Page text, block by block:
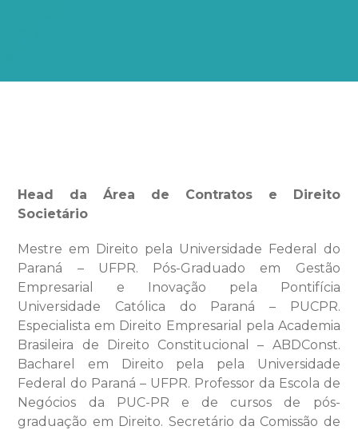
Head da Área de Contratos e Direito
Societário
Mestre em Direito pela Universidade Federal do
Paraná – UFPR. Pós-Graduado em Gestão
Empresarial e Inovação pela Pontifícia
Universidade Católica do Paraná – PUCPR.
Especialista em Direito Empresarial pela Academia
Brasileira de Direito Constitucional – ABDConst.
Bacharel em Direito pela pela Universidade
Federal do Paraná – UFPR. Professor da Escola de
Negócios da PUC-PR e de cursos de pós-
graduação em Direito. Secretário da Comissão de